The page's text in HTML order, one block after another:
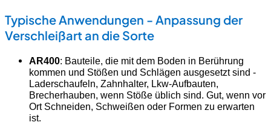
Typische Anwendungen - Anpassung der
Verschleißart an die Sorte
AR400: Bauteile, die mit dem Boden in Berührung
kommen und Stößen und Schlägen ausgesetzt sind -
Laderschaufeln, Zahnhalter, Lkw-Aufbauten,
Brecherhauben, wenn Stöße üblich sind. Gut, wenn vor
Ort Schneiden, Schweißen oder Formen zu erwarten
ist.